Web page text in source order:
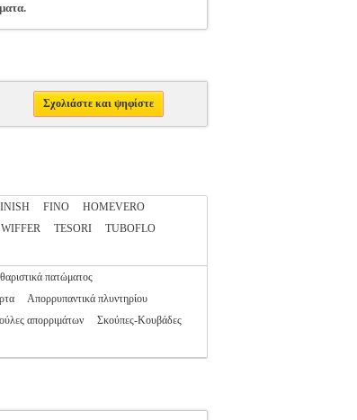
Σχολιάστε και ψηφίστε
FINO
HOMEVERO
TESORI
TUBOFLO
πατώματος
Απορρυπαντικά πλυντηρίου
απορριμάτων
Σκούπες-Κουβάδες